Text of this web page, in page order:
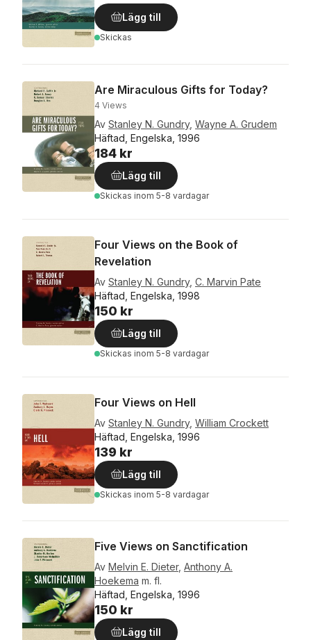
Lägg till
Skickas
Are Miraculous Gifts for Today?
4 Views
Av Stanley N. Gundry, Wayne A. Grudem
Häftad, Engelska, 1996
184 kr
Lägg till
Skickas inom 5-8 vardagar
Four Views on the Book of
Revelation
Av Stanley N. Gundry, C. Marvin Pate
Häftad, Engelska, 1998
150 kr
Lägg till
Skickas inom 5-8 vardagar
Four Views on Hell
Av Stanley N. Gundry, William Crockett
Häftad, Engelska, 1996
139 kr
Lägg till
Skickas inom 5-8 vardagar
Five Views on Sanctification
Av Melvin E. Dieter, Anthony A.
Hoekema m. fl.
Häftad, Engelska, 1996
150 kr
Lägg till